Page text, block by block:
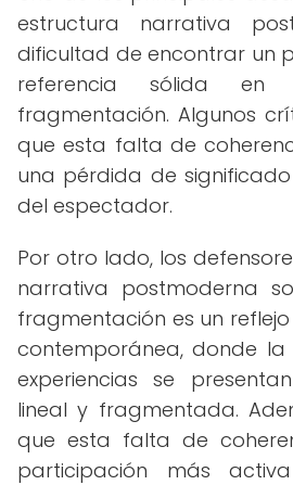
estructura narrativa
dificultad de encontrar un
referencia sólida
fragmentación. Algunos
que esta falta de
una pérdida de
del espectador.
Por otro lado, los
narrativa postmoderna
fragmentación es un
contemporánea, donde
experiencias se
lineal y fragmentada.
que esta falta de
participación más